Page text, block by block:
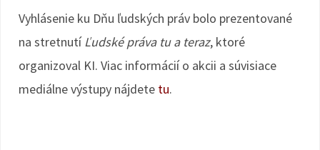
Vyhlásenie ku Dňu ľudských práv bolo prezentované
na stretnutíĽudské práva tu a teraz, ktoré
organizoval KI. Viac informácií o akcii a súvisiace
mediálne výstupy nájdete tu.